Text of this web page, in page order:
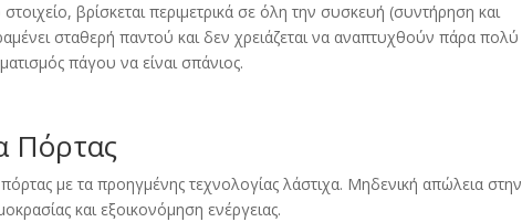
βρίσκεται περιμετρικά σε όλη την συσκευή (συντήρηση και
σταθερή παντού και δεν χρειάζεται να αναπτυχθούν πάρα πολύ
πάγου να είναι σπάνιος.
Πόρτας
με τα προηγμένης τεχνολογίας λάστιχα. Μηδενική απώλεια στην
και εξοικονόμηση ενέργειας.